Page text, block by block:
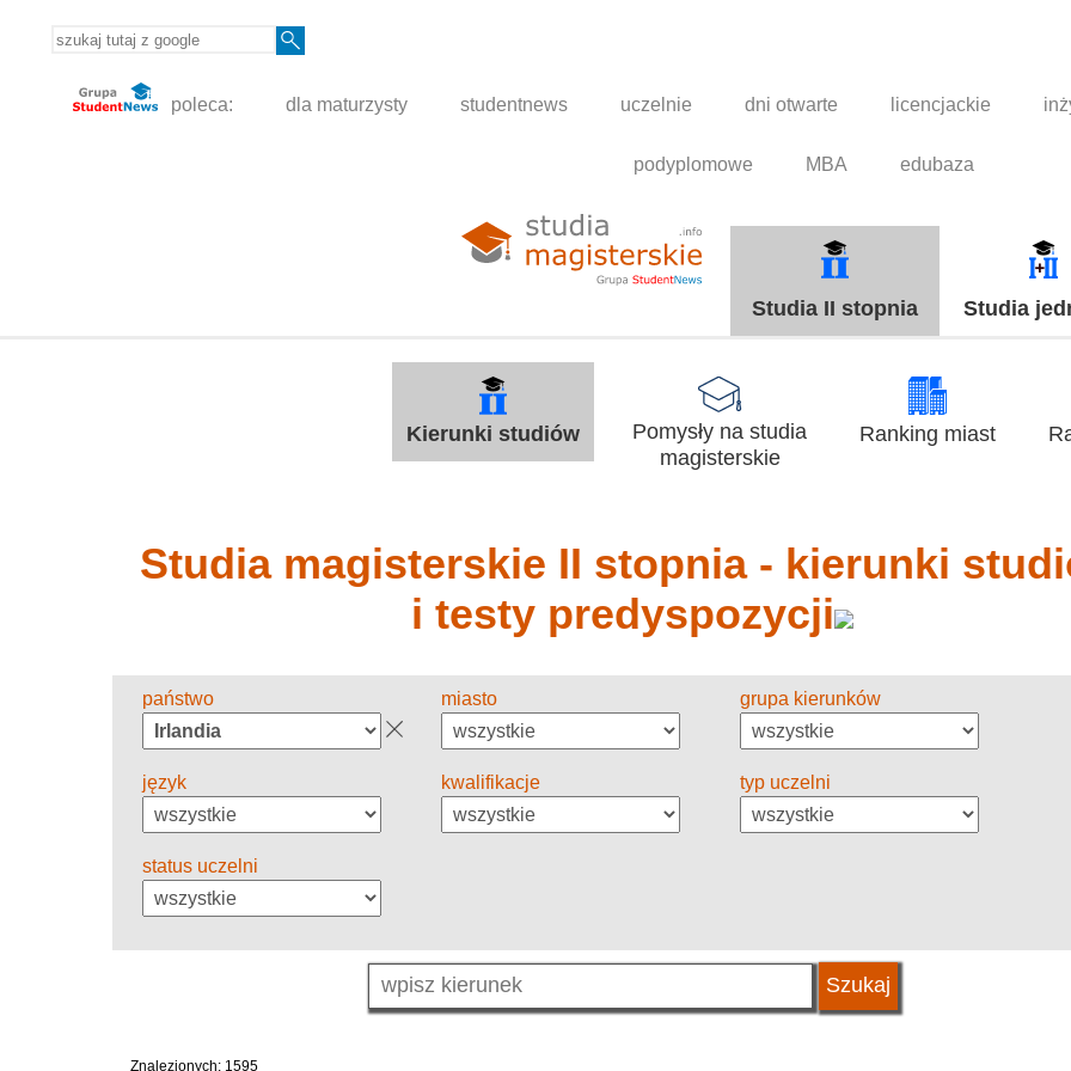
poleca: dla maturzysty studentnews uczelnie dni otwarte licencjackie
podyplomowe MBA edubaza
Studia II stopnia Studia
Kierunki studiów
Pomysły na studia
magisterskie
Ranking miast
Studia magisterskie II stopnia - kierunki
i testy predyspozycji
państwo miasto grupa kierunków
język kwalifikacje typ uczelni
status uczelni
Znalezionych: 1595